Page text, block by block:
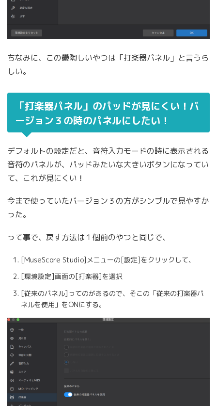
ちなみに、この鬱陶しいやつは「打楽器パネル」と言うら
しい。
「打楽器パネル」のパッドが見にくい！バ
ージョン３の時のパネルにしたい！
デフォルトの設定だと、音符入力モードの時に表示される
音符のパネルが、パッドみたいな大きいボタンになってい
て、これが見にくい！
今まで使っていたバージョン３の方がシンプルで見やすか
った。
って事で、戻す方法は１個前のやつと同じで、
[MuseScore Studio]メニューの[設定]をクリックして、
[環境設定]画面の[打楽器]を選択
[従来のパネル]ってのがあるので、そこの「従来の打楽器パ
ネルを使用」をONにする。